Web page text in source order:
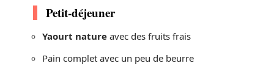
Petit-déjeuner
Yaourt nature avec des fruits frais
Pain complet avec un peu de beurre